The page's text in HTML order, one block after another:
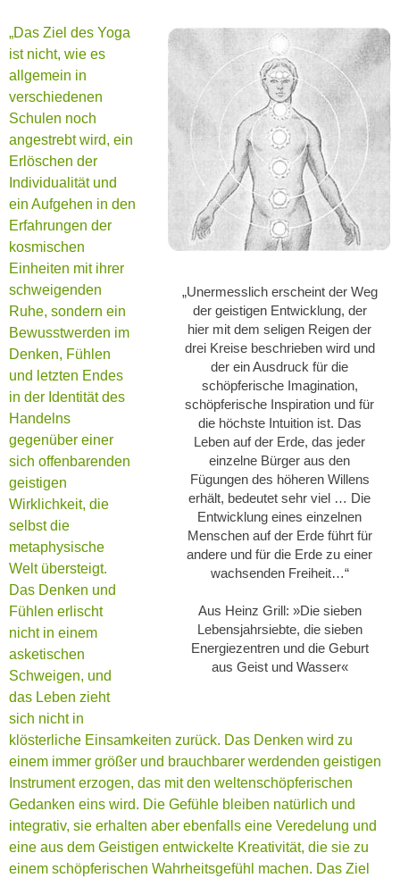
„Unermesslich erscheint der Weg
der geistigen Entwicklung, der
hier mit dem seligen Reigen der
drei Kreise beschrieben wird und
der ein Ausdruck für die
schöpferische Imagination,
schöpferische Inspiration und für
die höchste Intuition ist. Das
Leben auf der Erde, das jeder
einzelne Bürger aus den
Fügungen des höheren Willens
erhält, bedeutet sehr viel … Die
Entwicklung eines einzelnen
Menschen auf der Erde führt für
andere und für die Erde zu einer
wachsenden Freiheit…“
Aus Heinz Grill: »Die sieben
Lebensjahrsiebte, die sieben
Energiezentren und die Geburt
aus Geist und Wasser«
„Das Ziel des Yoga
ist nicht, wie es
allgemein in
verschiedenen
Schulen noch
angestrebt wird, ein
Erlöschen der
Individualität und
ein Aufgehen in den
Erfahrungen der
kosmischen
Einheiten mit ihrer
schweigenden
Ruhe, sondern ein
Bewusstwerden im
Denken, Fühlen
und letzten Endes
in der Identität des
Handelns
gegenüber einer
sich offenbarenden
geistigen
Wirklichkeit, die
selbst die
metaphysische
Welt übersteigt.
Das Denken und
Fühlen erlischt
nicht in einem
asketischen
Schweigen, und
das Leben zieht
sich nicht in
klösterliche Einsamkeiten zurück. Das Denken wird zu
einem immer größer und brauchbarer werdenden geistigen
Instrument erzogen, das mit den weltenschöpferischen
Gedanken eins wird. Die Gefühle bleiben natürlich und
integrativ, sie erhalten aber ebenfalls eine Veredelung und
eine aus dem Geistigen entwickelte Kreativität, die sie zu
einem schöpferischen Wahrheitsgefühl machen. Das Ziel